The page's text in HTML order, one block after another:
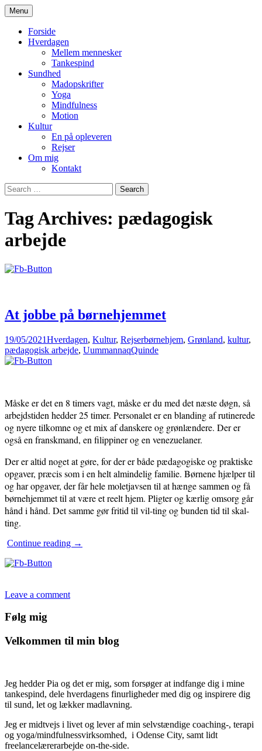
Skip
to
content
Quindeliv
udfordringer set fra et kvindeperspektiv
Menu
Forside
Hverdagen
Mellem mennesker
Tankespind
Sundhed
Madopskrifter
Yoga
Mindfulness
Motion
Kultur
En på opleveren
Rejser
Om mig
Kontakt
Search
for:
Tag Archives: pædagogisk
arbejde
At jobbe på børnehjemmet
19/05/2021Hverdagen, Kultur, Rejserbørnehjem, Grønland, kultur,
pædagogisk arbejde, UummannaqQuinde
Måske er det en 8 timers vagt, måske er du med det næste døgn, så
arbejdstiden hedder 25 timer. Personalet er en blanding af rutinerede
og nyere tilkomne og et mix af danskere og grønlændere. Der er
også en franskmand, en filippiner og en venezuelaner.
Der er altid noget at gøre, for der er både pædagogiske og praktiske
opgaver, præcis som i en helt almindelig familie. Børnene hjælper til
og har opgaver, der får hele moletjavsen til at hænge sammen og få
børnehjemmet til at være et reelt hjem. Pligter og kærlig omsorg går
hånd i hånd. Det samme gør fritid til vil-ting og bunden tid til skal-
ting.
Continue reading At
→
Leave a comment
Følg mig
Velkommen til min blog
Jeg hedder Pia og det er mig, som forsøger at indfange dig i mine
tankespind, dele hverdagens finurligheder med dig og inspirere dig
til sund, let og lækker madlavning.
Jeg er midtvejs i livet og lever af min selvstændige coaching-, terapi
og yoga/mindfulnessvirksomhed, i Odense City, samt lidt
freelancelærerarbejde on-the-side.